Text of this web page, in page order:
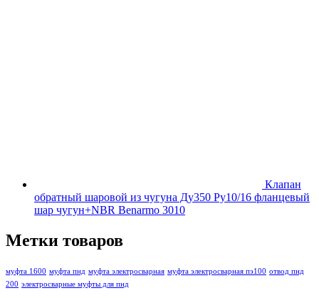
Клапан
обратный шаровой из чугуна Ду350 Ру10/16 фланцевый
шар чугун+NBR Benarmo 3010
Метки товаров
муфта 1600 муфта пнд муфта электросварная муфта электросварная пэ100 отвод пнд
200 электросварные муфты для пнд